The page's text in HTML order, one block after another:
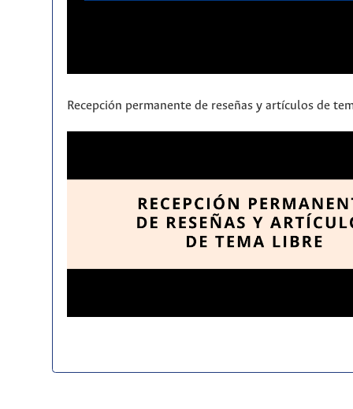
Recepción permanente de reseñas y artículos de